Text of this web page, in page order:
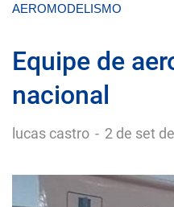
AEROMODELISMO
Equipe de
nacional
lucas castro - 2 de set